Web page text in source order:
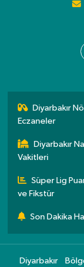
Diyarbakır
Eczaneler
Diyarbakır
Vakitleri
Süper Lig
ve Fikstür
Son Dakika
Diyarbakır